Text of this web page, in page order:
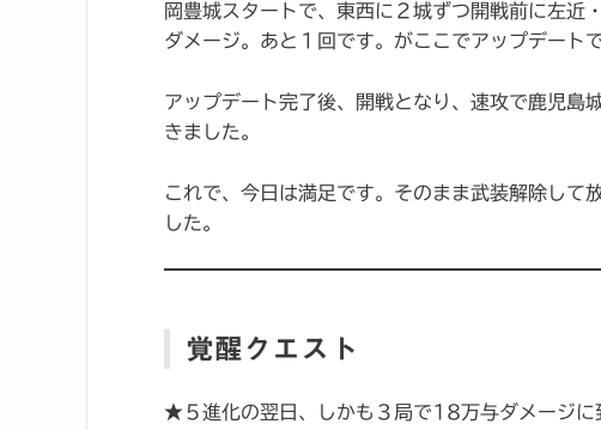
岡豊城スタートで、東西に２城ずつ開戦前に左
ダメージ。あと１回です。がここでアップデートで
アップデート完了後、開戦となり、速攻で鹿児島
きました。
これで、今日は満足です。そのまま武装解除して
した。
覚醒クエスト
★５進化の翌日、しかも３局で18万与ダメージに